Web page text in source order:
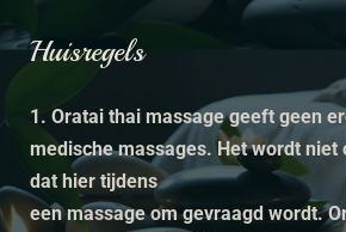
Huisregels
1. Oratai thai massage geeft geen
medische massages. Het wordt niet
dat hier tijdens
een massage om gevraagd wordt.